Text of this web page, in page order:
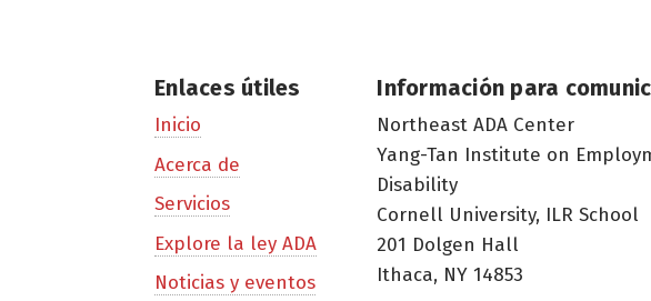
Enlaces útiles
Inicio
Acerca de
Servicios
Explore la ley ADA
Noticias y eventos
Información para
Northeast ADA Center
Yang-Tan Institute on
Disability
Cornell University, ILR School
201 Dolgen Hall
Ithaca, NY 14853